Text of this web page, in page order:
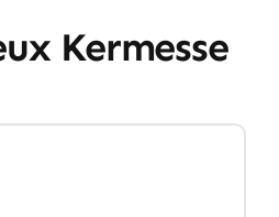
Kermesse